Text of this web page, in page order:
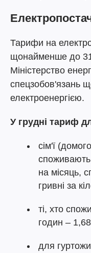
Тарифи на
щонайменше до
Міністерство
спецзобов'язань
електроенергією.
У грудні тариф
сім'ї
на місяць,
гривні за
ті, хто
годин – 1,68
для